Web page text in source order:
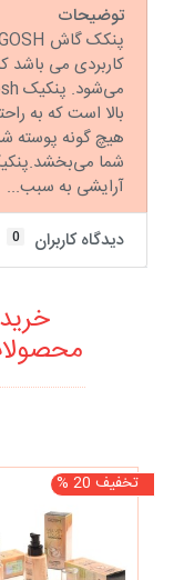
توضیحات
کاربردی می باشد
بالا است که به
هیچ گونه پوسته
آرایشی به سبب...
دیدگاه کاربران
0
تخفیف 20 %